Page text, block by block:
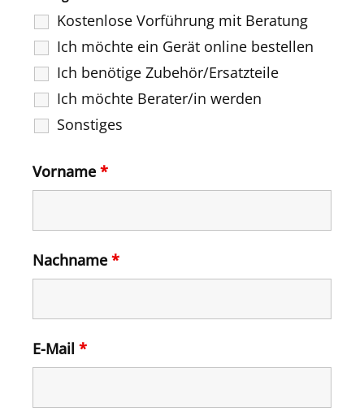
Kostenlose Vorführung mit Beratung
Ich möchte ein Gerät online bestellen
Ich benötige Zubehör/Ersatzteile
Ich möchte Berater/in werden
Sonstiges
Vorname *
Nachname *
E-Mail *